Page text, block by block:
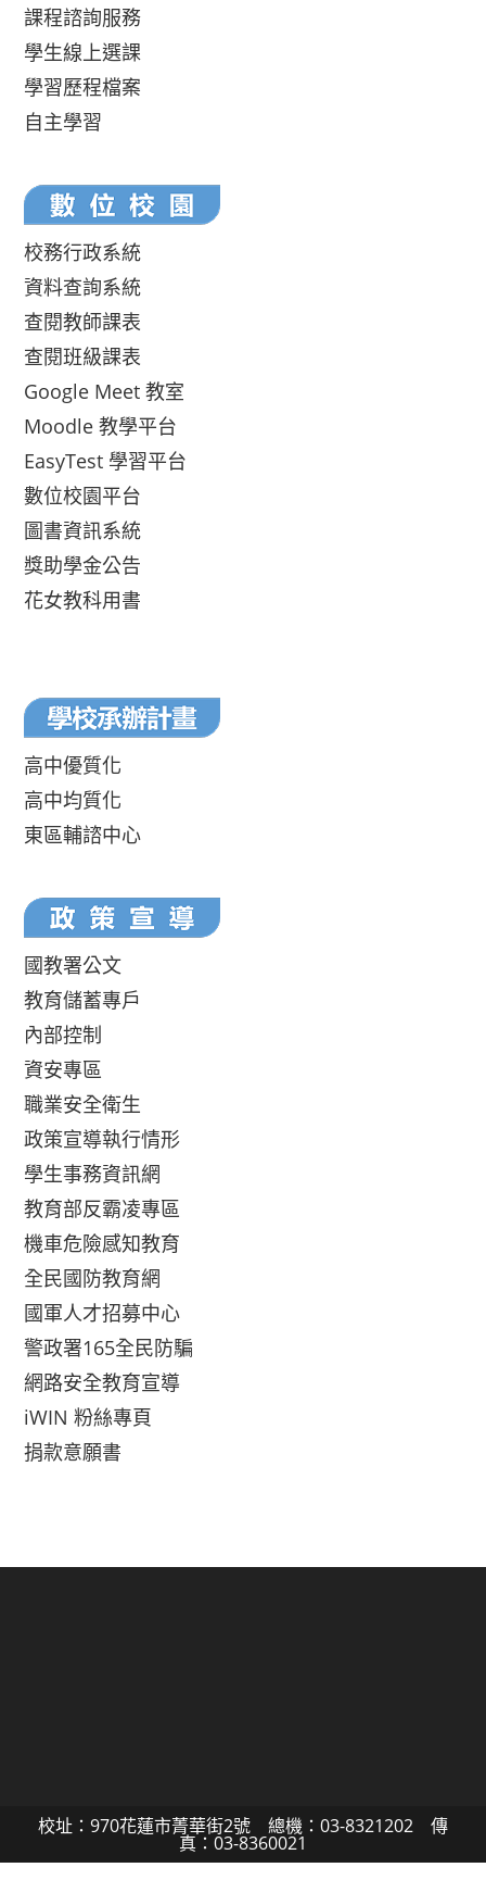
課程諮詢服務
學生線上選課
學習歷程檔案
自主學習
校務行政系統
資料查詢系統
查閱教師課表
查閱班級課表
Google Meet 教室
Moodle 教學平台
EasyTest 學習平台
數位校園平台
圖書資訊系統
獎助學金公告
花女教科用書
高中優質化
高中均質化
東區輔諮中心
國教署公文
教育儲蓄專戶
內部控制
資安專區
職業安全衛生
政策宣導執行情形
學生事務資訊網
教育部反霸凌專區
機車危險感知教育
全民國防教育網
國軍人才招募中心
警政署165全民防騙
網路安全教育宣導
iWIN 粉絲專頁
捐款意願書
校址：970花蓮市菁華街2號 總機：03-8321202 傳
真：03-8360021